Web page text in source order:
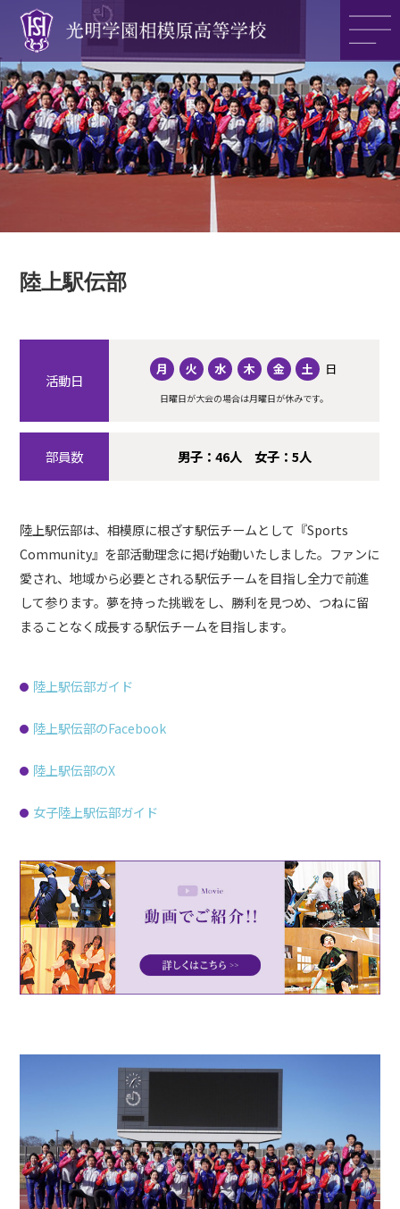
陸上駅伝部
活動日
月 火 水 木 金 土 日
日曜日が大会の場合は月曜日が休みです。
部員数 男子：46人 女子：5人
陸上駅伝部は、相模原に根ざす駅伝チームとして『Sports
Community』を部活動理念に掲げ始動いたしました。ファンに
愛され、地域から必要とされる駅伝チームを目指し全力で前進
して参ります。夢を持った挑戦をし、勝利を見つめ、つねに留
まることなく成長する駅伝チームを目指します。
陸上駅伝部ガイド
陸上駅伝部のFacebook
陸上駅伝部のX
女子陸上駅伝部ガイド
光明学園の魅力
アクセス>>
在校生・卒業生向け